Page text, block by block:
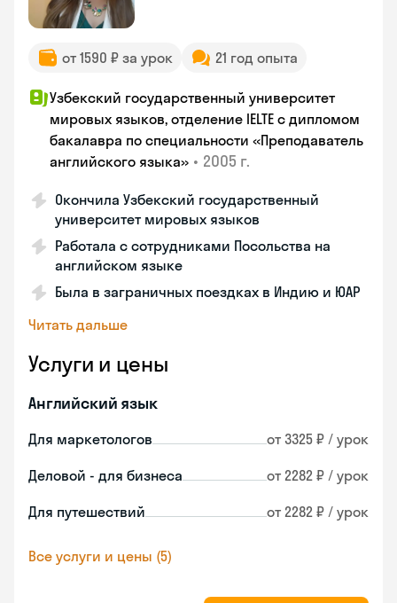
от 1590 ₽ за урок 21 год опыта
Узбекский государственный университет
мировых языков, отделение IELTE с дипломом
бакалавра по специальности «Преподаватель
английского языка» • 2005 г.
Окончила Узбекский государственный
университет мировых языков
Работала с сотрудниками Посольства на
английском языке
Была в заграничных поездках в Индию и ЮАР
Читать дальше
Услуги и цены
Английский язык
Для маркетологов от 3325 ₽ / урок
Деловой - для бизнеса от 2282 ₽ / урок
Для путешествий от 2282 ₽ / урок
Все услуги и цены (5)